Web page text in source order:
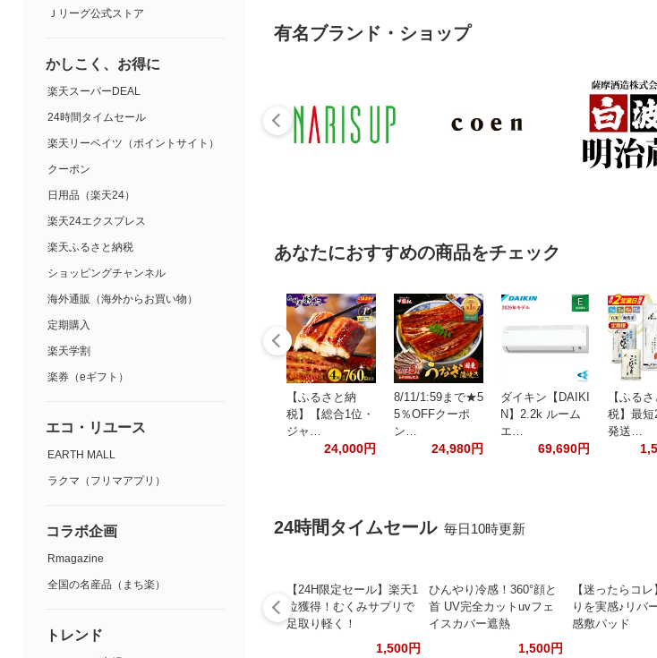
有名ブランド・ショップ
あなたにおすすめの商品をチェック
【ふるさと納
税】【総合1位・
ジャ…
24,000円
8/11/1:59まで★5
5％OFFクーポ
ン…
24,980円
ダイキン【DAIKI
N】2.2k ルーム
エ…
69,690円
【ふる
税】最短
発送…
24時間タイムセール 毎日10時更新
【24H限定セール】楽天1
位獲得！むくみサプリで
足取り軽く！
1,500円
ひんやり冷感！360°顔と
首 UV完全カットuvフェ
イスカバー遮熱
1,500円
【迷ったらコ
りを実感♪リバ
感敷パッド
Ｊリーグ公式ストア
かしこく、お得に
楽天スーパーDEAL
24時間タイムセール
楽天リーベイツ（ポイントサイト）
クーポン
日用品（楽天24）
楽天24エクスプレス
楽天ふるさと納税
ショッピングチャンネル
海外通販（海外からお買い物）
定期購入
楽天学割
楽券（eギフト）
エコ・リユース
EARTH MALL
ラクマ（フリマアプリ）
コラボ企画
Rmagazine
全国の名産品（まち楽）
トレンド